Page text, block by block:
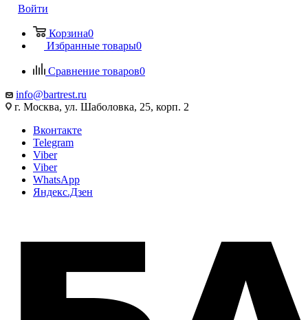
Войти
Корзина0
Избранные товары0
Сравнение товаров0
info@bartrest.ru
г. Москва, ул. Шаболовка, 25, корп. 2
Вконтакте
Telegram
Viber
Viber
WhatsApp
Яндекс.Дзен